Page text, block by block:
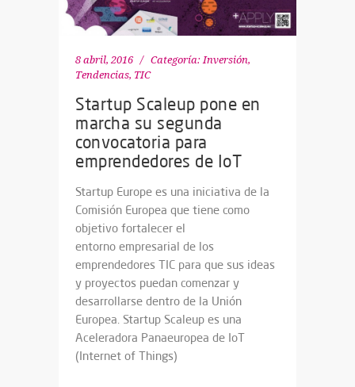
8 abril, 2016 Categoría: Inversión,
Tendencias, TIC
Startup Scaleup pone en
marcha su segunda
convocatoria para
emprendedores de IoT
Startup Europe es una iniciativa de la
Comisión Europea que tiene como
objetivo fortalecer el
entorno empresarial de los
emprendedores TIC para que sus ideas
y proyectos puedan comenzar y
desarrollarse dentro de la Unión
Europea. Startup Scaleup es una
Aceleradora Panaeuropea de IoT
(Internet of Things)